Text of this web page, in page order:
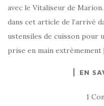
avec le Vitaliseur de
dans cet article de l’arrivé
ustensiles de cuisson pour
prise en main
EN
1